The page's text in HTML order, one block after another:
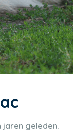
jaren geleden.